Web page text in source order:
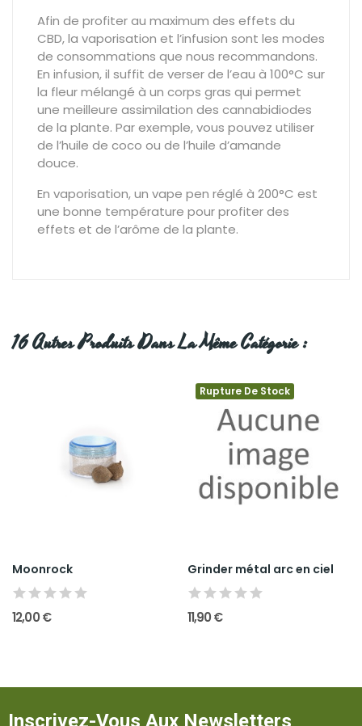
Afin de profiter au maximum des effets du
CBD, la vaporisation et l’infusion sont les modes
de consommations que nous recommandons.
En infusion, il suffit de verser de l’eau à 100°C sur
la fleur mélangé à un corps gras qui permet
une meilleure assimilation des cannabidiodes
de la plante. Par exemple, vous pouvez utiliser
de l’huile de coco ou de l’huile d’amande
douce.
En vaporisation, un vape pen réglé à 200°C est
une bonne température pour profiter des
effets et de l’arôme de la plante.
16 Autres Produits Dans La Même Catégorie :
Moonrock
12,00 €
Rupture De Stock
Grinder métal arc en ciel
11,90 €
Inscrivez-Vous Aux Newsletters